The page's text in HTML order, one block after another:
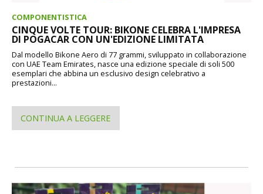
COMPONENTISTICA
CINQUE VOLTE TOUR: BIKONE CELEBRA L'IMPRESA
DI POGACAR CON UN'EDIZIONE LIMITATA
Dal modello Bikone Aero di 77 grammi, sviluppato in collaborazione
con UAE Team Emirates, nasce una edizione speciale di soli 500
esemplari che abbina un esclusivo design celebrativo a
prestazioni...
CONTINUA A LEGGERE